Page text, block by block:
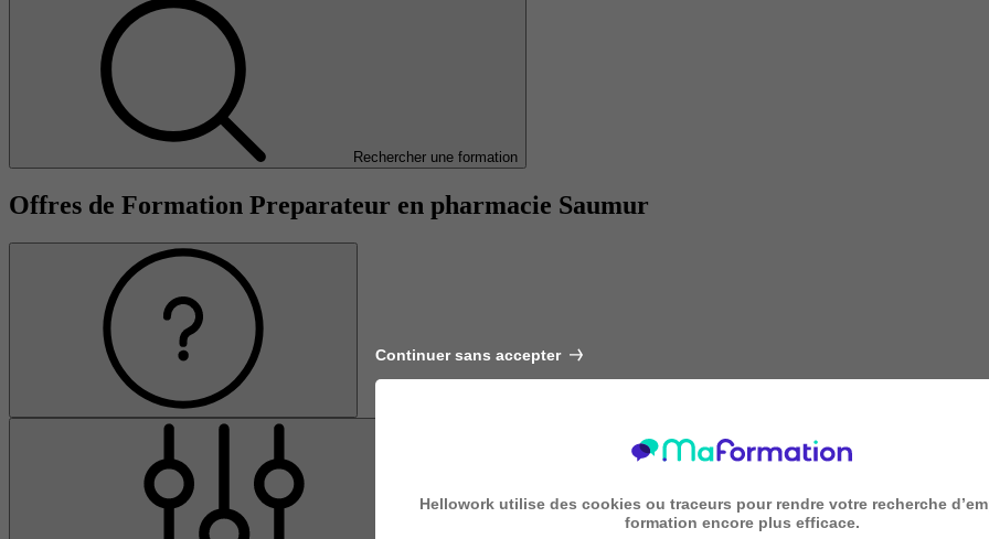
Rechercher une formation
Offres de Formation Preparateur en pharmacie Saumur
Continuer sans accepter
Hellowork utilise des cookies ou traceurs pour rendre votre recherche
formation encore plus efficace.